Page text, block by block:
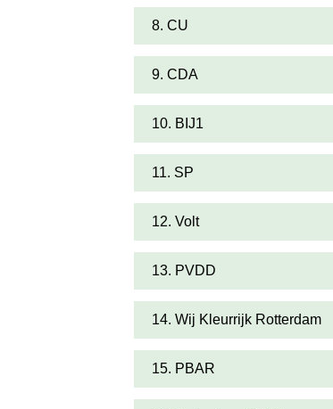
8. CU
9. CDA
10. BIJ1
11. SP
12. Volt
13. PVDD
14. Wij Kleurrijk Rotterdam
15. PBAR